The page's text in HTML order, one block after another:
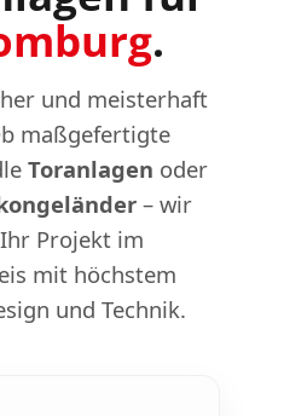
.
und meisterhaft
maßgefertigte
Toranlagen oder
– wir
Projekt im
mit höchstem
und Technik.